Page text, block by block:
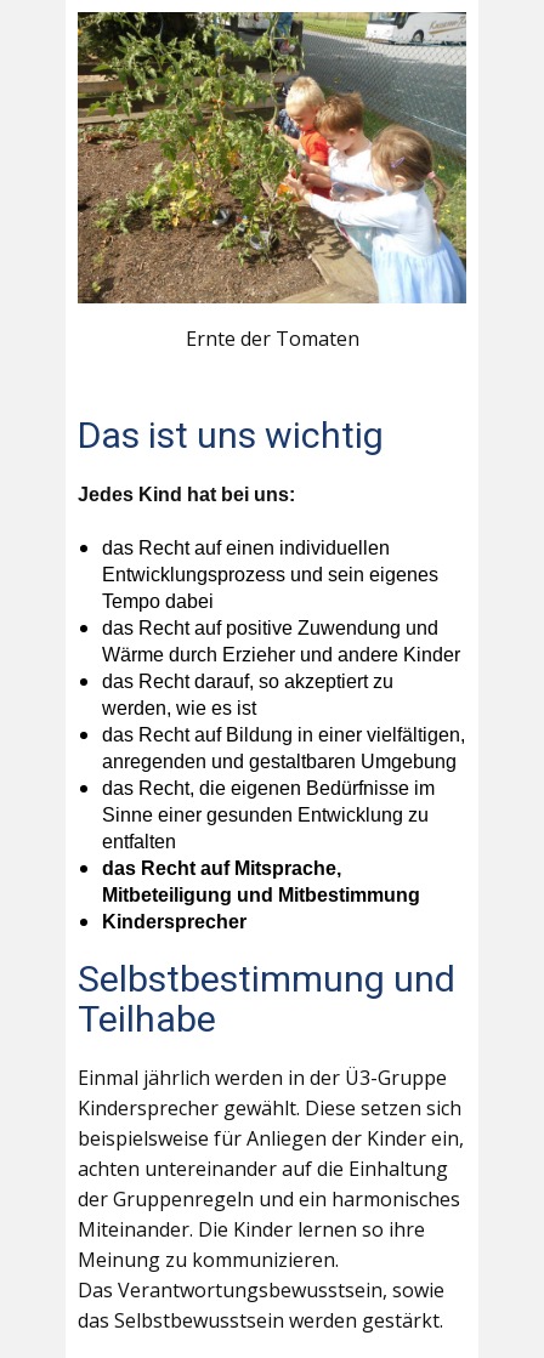
Ernte der Tomaten
Das ist uns wichtig
Jedes Kind hat bei uns:
das Recht auf einen individuellen
Entwicklungsprozess und sein eigenes
Tempo dabei
das Recht auf positive Zuwendung und
Wärme durch Erzieher und andere Kinder
das Recht darauf, so akzeptiert zu
werden, wie es ist
das Recht auf Bildung in einer vielfältigen,
anregenden und gestaltbaren Umgebung
das Recht, die eigenen Bedürfnisse im
Sinne einer gesunden Entwicklung zu
entfalten
das Recht auf Mitsprache,
Mitbeteiligung und Mitbestimmung
Kindersprecher
Selbstbestimmung und
Teilhabe
Einmal jährlich werden in der Ü3-Gruppe
Kindersprecher gewählt. Diese setzen sich
beispielsweise für Anliegen der Kinder ein,
achten untereinander auf die Einhaltung
der Gruppenregeln und ein harmonisches
Miteinander. Die Kinder lernen so ihre
Meinung zu kommunizieren.
Das Verantwortungsbewusstsein, sowie
das Selbstbewusstsein werden gestärkt.